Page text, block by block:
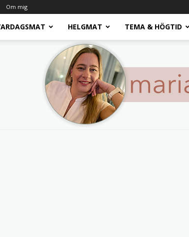
Om mig
HELGMAT TEMA & HÖGTID